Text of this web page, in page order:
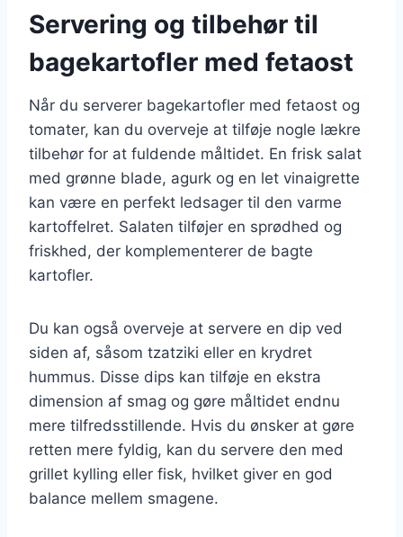
Servering og tilbehør til
bagekartofler med fetaost
Når du serverer bagekartofler med fetaost og
tomater, kan du overveje at tilføje nogle lækre
tilbehør for at fuldende måltidet. En frisk salat
med grønne blade, agurk og en let vinaigrette
kan være en perfekt ledsager til den varme
kartoffelret. Salaten tilføjer en sprødhed og
friskhed, der komplementerer de bagte
kartofler.
Du kan også overveje at servere en dip ved
siden af, såsom tzatziki eller en krydret
hummus. Disse dips kan tilføje en ekstra
dimension af smag og gøre måltidet endnu
mere tilfredsstillende. Hvis du ønsker at gøre
retten mere fyldig, kan du servere den med
grillet kylling eller fisk, hvilket giver en god
balance mellem smagene.